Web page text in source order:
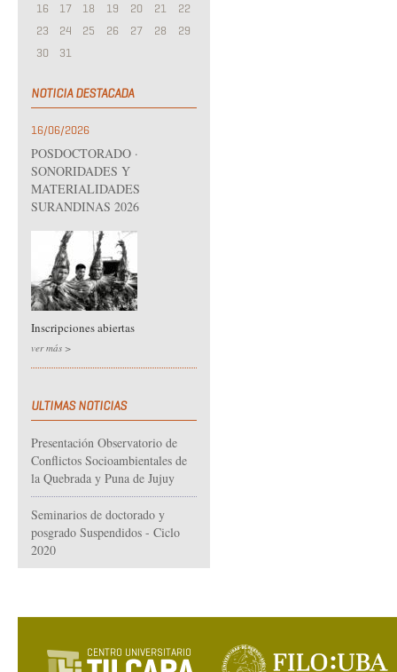
16
17 18 19 20 21
22
23
24 25 26 27 28
29
30
31
NOTICIA DESTACADA
16/06/2026
POSDOCTORADO ·
SONORIDADES Y
MATERIALIDADES
SURANDINAS 2026
Inscripciones abiertas
ver más >
ULTIMAS NOTICIAS
Presentación Observatorio de
Conflictos Socioambientales de
la Quebrada y Puna de Jujuy
Seminarios de doctorado y
posgrado Suspendidos - Ciclo
2020